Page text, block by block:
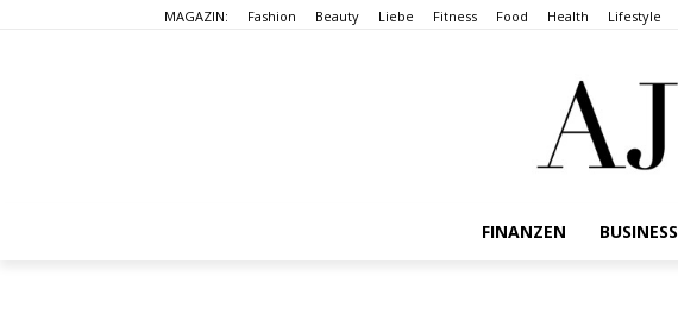
MAGAZIN: Fashion Beauty Liebe Fitness Food Health Lifestyle
FINANZEN BUSINESS